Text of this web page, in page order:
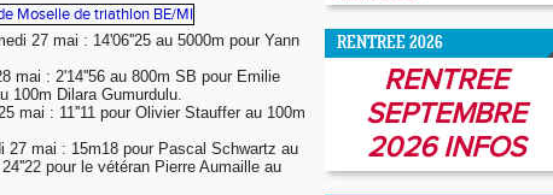
27 mai : 14'06''25 au 5000m pour Yann
mai : 2'14''56 au 800m SB pour Emilie
100m Dilara Gumurdulu.
mai : 11''11 pour Olivier Stauffer au 100m
27 mai : 15m18 pour Pascal Schwartz au
pour le vétéran Pierre Aumaille au
RENTREE 2026
RENTREE
SEPTEMBRE
2026 INFOS